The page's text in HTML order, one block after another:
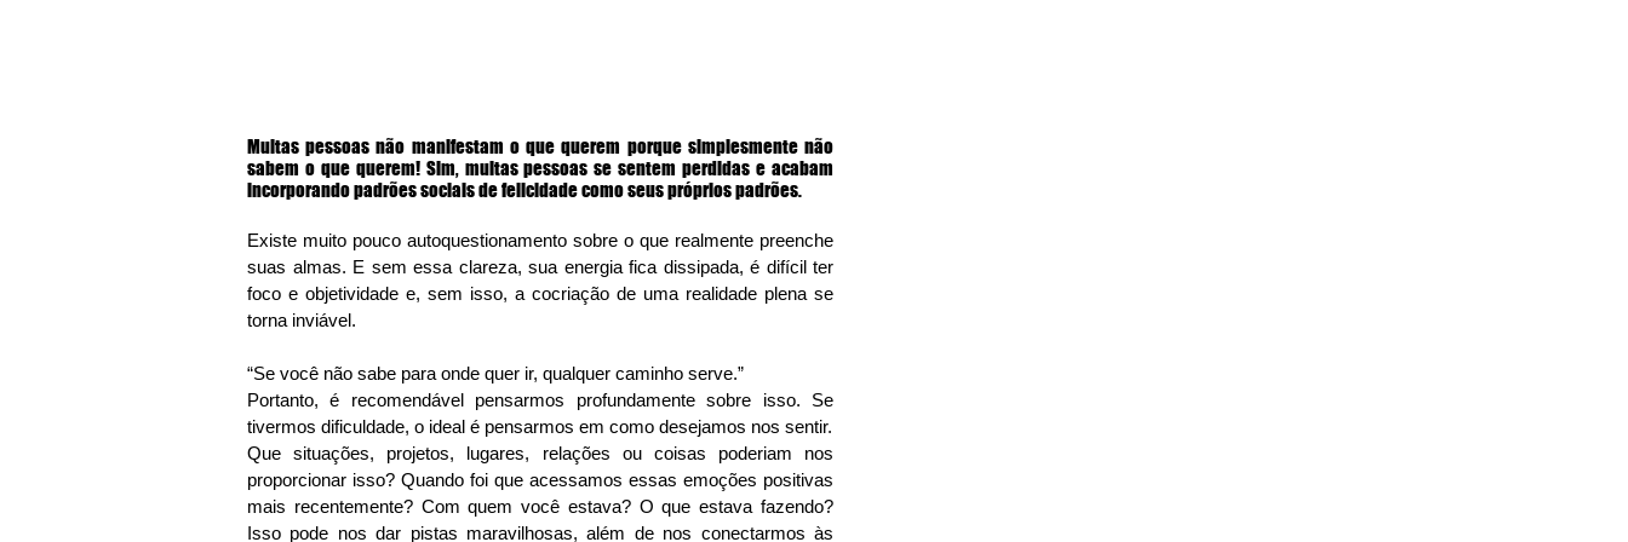
Muitas pessoas não manifestam o que querem porque simplesmente não
sabem o que querem! Sim, muitas pessoas se sentem perdidas e acabam
incorporando padrões sociais de felicidade como seus próprios padrões.
Existe muito pouco autoquestionamento sobre o que realmente preenche
suas almas. E sem essa clareza, sua energia fica dissipada, é difícil ter
foco e objetividade e, sem isso, a cocriação de uma realidade plena se
torna inviável.
“Se você não sabe para onde quer ir, qualquer caminho serve.”
Portanto, é recomendável pensarmos profundamente sobre isso. Se
tivermos dificuldade, o ideal é pensarmos em como desejamos nos sentir.
Que situações, projetos, lugares, relações ou coisas poderiam nos
proporcionar isso? Quando foi que acessamos essas emoções positivas
mais recentemente? Com quem você estava? O que estava fazendo?
Isso pode nos dar pistas maravilhosas, além de nos conectarmos às